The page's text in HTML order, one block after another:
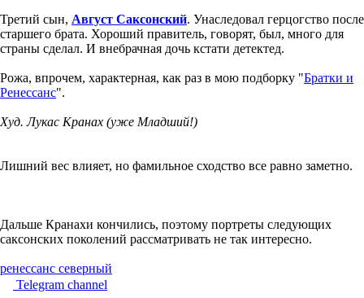
Третий сын, Август Саксонский. Унаследовал герцогство после
старшего брата. Хороший правитель, говорят, был, много для
страны сделал. И внебрачная дочь кстати детектед.
Рожа, впрочем, характерная, как раз в мою подборку "Братки и
Ренессанс".
Худ. Лукас Кранах (уже Младший!)
Лишний вес влияет, но фамильное сходство все равно заметно.
Дальше Кранахи кончились, поэтому портреты следующих
саксонских поколений рассматривать не так интересно.
ренессанс северный
Telegram channel